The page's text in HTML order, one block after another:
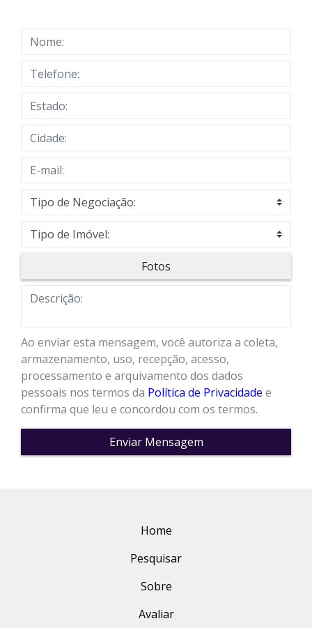
Fotos
Ao enviar esta mensagem, você autoriza a coleta,
armazenamento, uso, recepção, acesso,
processamento e arquivamento dos dados
pessoais nos termos da Política de Privacidade e
confirma que leu e concordou com os termos.
Enviar Mensagem
Home
Pesquisar
Sobre
Avaliar